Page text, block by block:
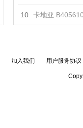
10 卡地亚
加入我们 用户服务协议